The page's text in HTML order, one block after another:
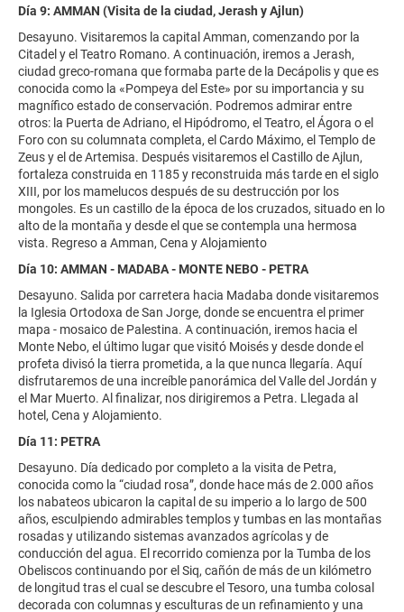
Día 9: AMMAN (Visita de la ciudad, Jerash y Ajlun)
Desayuno. Visitaremos la capital Amman, comenzando por la
Citadel y el Teatro Romano. A continuación, iremos a Jerash,
ciudad greco-romana que formaba parte de la Decápolis y que es
conocida como la «Pompeya del Este» por su importancia y su
magnífico estado de conservación. Podremos admirar entre
otros: la Puerta de Adriano, el Hipódromo, el Teatro, el Ágora o el
Foro con su columnata completa, el Cardo Máximo, el Templo de
Zeus y el de Artemisa. Después visitaremos el Castillo de Ajlun,
fortaleza construida en 1185 y reconstruida más tarde en el siglo
XIII, por los mamelucos después de su destrucción por los
mongoles. Es un castillo de la época de los cruzados, situado en lo
alto de la montaña y desde el que se contempla una hermosa
vista. Regreso a Amman, Cena y Alojamiento
Día 10: AMMAN - MADABA - MONTE NEBO - PETRA
Desayuno. Salida por carretera hacia Madaba donde visitaremos
la Iglesia Ortodoxa de San Jorge, donde se encuentra el primer
mapa - mosaico de Palestina. A continuación, iremos hacia el
Monte Nebo, el último lugar que visitó Moisés y desde donde el
profeta divisó la tierra prometida, a la que nunca llegaría. Aquí
disfrutaremos de una increíble panorámica del Valle del Jordán y
el Mar Muerto. Al finalizar, nos dirigiremos a Petra. Llegada al
hotel, Cena y Alojamiento.
Día 11: PETRA
Desayuno. Día dedicado por completo a la visita de Petra,
conocida como la “ciudad rosa”, donde hace más de 2.000 años
los nabateos ubicaron la capital de su imperio a lo largo de 500
años, esculpiendo admirables templos y tumbas en las montañas
rosadas y utilizando sistemas avanzados agrícolas y de
conducción del agua. El recorrido comienza por la Tumba de los
Obeliscos continuando por el Siq, cañón de más de un kilómetro
de longitud tras el cual se descubre el Tesoro, una tumba colosal
decorada con columnas y esculturas de un refinamiento y una